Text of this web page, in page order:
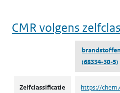
CMR volgens
(68334-30-5)
Zelfclassificatie
https://